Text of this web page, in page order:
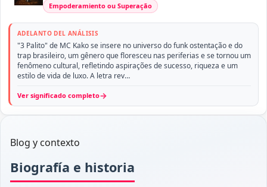
Empoderamiento ou Superação
ADELANTO DEL ANÁLISIS
"3 Palito" de MC Kako se insere no universo do funk ostentação e do
trap brasileiro, um gênero que floresceu nas periferias e se tornou um
fenômeno cultural, refletindo aspirações de sucesso, riqueza e um
estilo de vida de luxo. A letra rev…
Ver significado completo→
Blog y contexto
Biografía e historia